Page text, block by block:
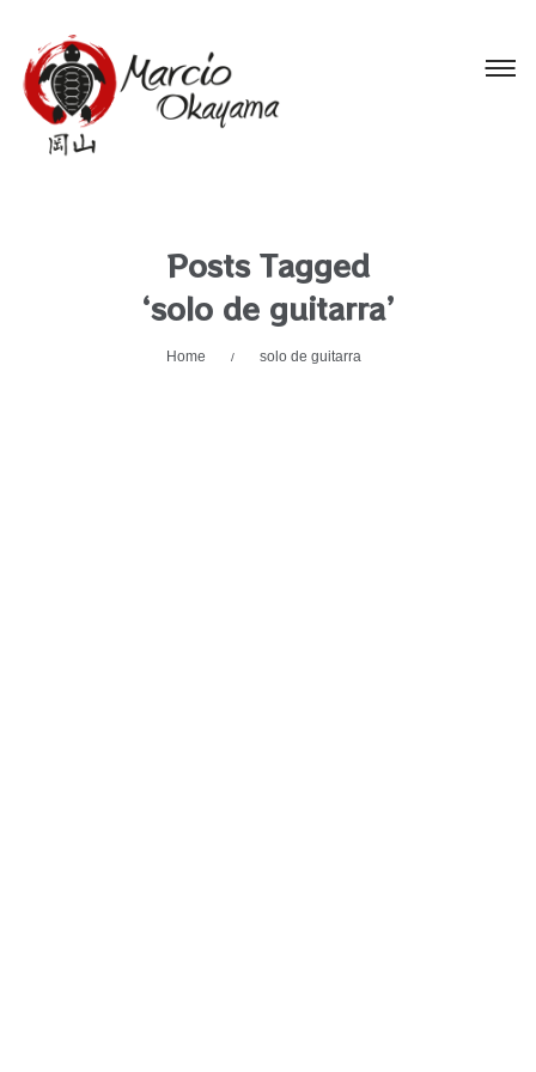
Posts Tagged
‘solo de guitarra’
Home / solo de guitarra